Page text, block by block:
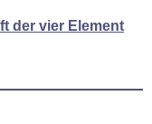
der vier Element